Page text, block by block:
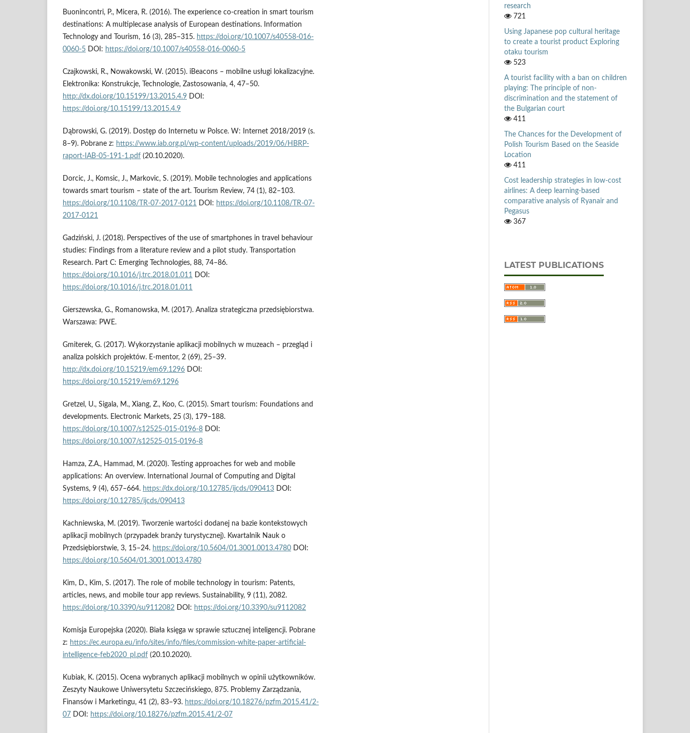
Buonincontri, P., Micera, R. (2016). The experience co-creation in smart tourism
destinations: A multiplecase analysis of European destinations. Information
Technology and Tourism, 16 (3), 285–315. https://doi.org/10.1007/s40558-016-
0060-5 DOI: https://doi.org/10.1007/s40558-016-0060-5
Czajkowski, R., Nowakowski, W. (2015). iBeacons – mobilne usługi lokalizacyjne.
Elektronika: Konstrukcje, Technologie, Zastosowania, 4, 47–50.
http://dx.doi.org/10.15199/13.2015.4.9 DOI:
https://doi.org/10.15199/13.2015.4.9
Dąbrowski, G. (2019). Dostęp do Internetu w Polsce. W: Internet 2018/2019 (s.
8–9). Pobrane z: https://www.iab.org.pl/wp-content/uploads/2019/06/HBRP-
raport-IAB-05-191-1.pdf (20.10.2020).
Dorcic, J., Komsic, J., Markovic, S. (2019). Mobile technologies and applications
towards smart tourism – state of the art. Tourism Review, 74 (1), 82–103.
https://doi.org/10.1108/TR-07-2017-0121 DOI: https://doi.org/10.1108/TR-07-
2017-0121
Gadziński, J. (2018). Perspectives of the use of smartphones in travel behaviour
studies: Findings from a literature review and a pilot study. Transportation
Research. Part C: Emerging Technologies, 88, 74–86.
https://doi.org/10.1016/j.trc.2018.01.011 DOI:
https://doi.org/10.1016/j.trc.2018.01.011
Gierszewska, G., Romanowska, M. (2017). Analiza strategiczna przedsiębiorstwa.
Warszawa: PWE.
Gmiterek, G. (2017). Wykorzystanie aplikacji mobilnych w muzeach – przegląd i
analiza polskich projektów. E-mentor, 2 (69), 25–39.
http://dx.doi.org/10.15219/em69.1296 DOI:
https://doi.org/10.15219/em69.1296
Gretzel, U., Sigala, M., Xiang, Z., Koo, C. (2015). Smart tourism: Foundations and
developments. Electronic Markets, 25 (3), 179–188.
https://doi.org/10.1007/s12525-015-0196-8 DOI:
https://doi.org/10.1007/s12525-015-0196-8
Hamza, Z.A., Hammad, M. (2020). Testing approaches for web and mobile
applications: An overview. International Journal of Computing and Digital
Systems, 9 (4), 657–664. https://dx.doi.org/10.12785/ijcds/090413 DOI:
https://doi.org/10.12785/ijcds/090413
Kachniewska, M. (2019). Tworzenie wartości dodanej na bazie kontekstowych
aplikacji mobilnych (przypadek branży turystycznej). Kwartalnik Nauk o
Przedsiębiorstwie, 3, 15–24. https://doi.org/10.5604/01.3001.0013.4780 DOI:
https://doi.org/10.5604/01.3001.0013.4780
Kim, D., Kim, S. (2017). The role of mobile technology in tourism: Patents,
articles, news, and mobile tour app reviews. Sustainability, 9 (11), 2082.
https://doi.org/10.3390/su9112082 DOI: https://doi.org/10.3390/su9112082
Komisja Europejska (2020). Biała księga w sprawie sztucznej inteligencji. Pobrane
z: https://ec.europa.eu/info/sites/info/files/commission-white-paper-artificial-
intelligence-feb2020_pl.pdf (20.10.2020).
Kubiak, K. (2015). Ocena wybranych aplikacji mobilnych w opinii użytkowników.
Zeszyty Naukowe Uniwersytetu Szczecińskiego, 875. Problemy Zarządzania,
Finansów i Marketingu, 41 (2), 83–93. https://doi.org/10.18276/pzfm.2015.41/2-
07 DOI: https://doi.org/10.18276/pzfm.2015.41/2-07
research
721
Using Japanese pop cultural heritage
to create a tourist product Exploring
otaku tourism
523
A tourist facility with a ban on children
playing: The principle of non-
discrimination and the statement of
the Bulgarian court
411
The Chances for the Development of
Polish Tourism Based on the Seaside
Location
411
Cost leadership strategies in low-cost
airlines: A deep learning-based
comparative analysis of Ryanair and
Pegasus
367
LATEST PUBLICATIONS